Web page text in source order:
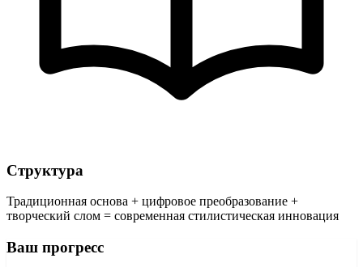
Структура
Традиционная основа + цифровое преобразование +
творческий слом = современная стилистическая инновация
Ваш прогресс